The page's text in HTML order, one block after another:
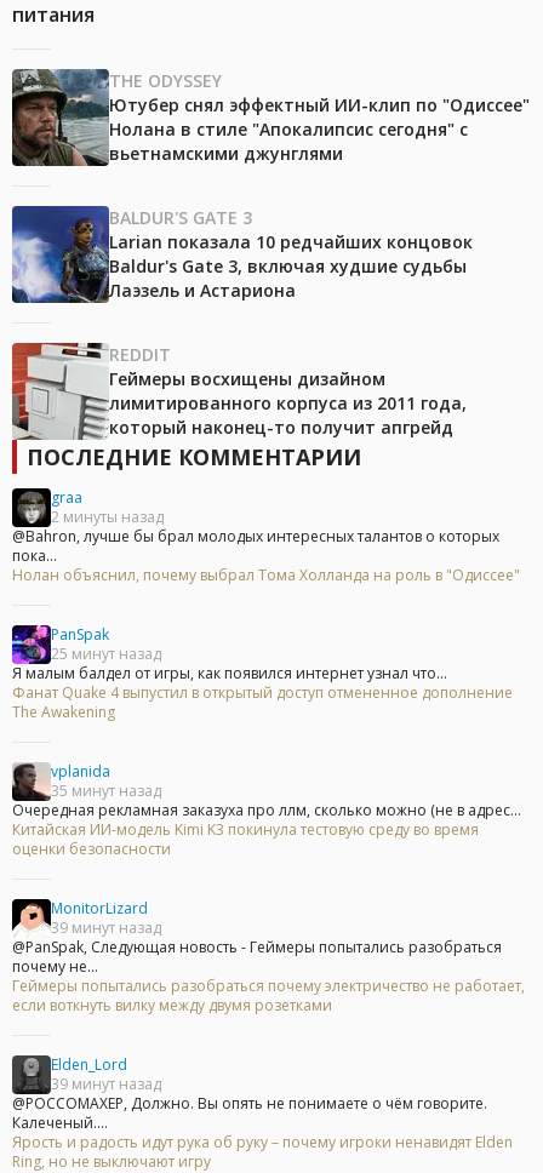
питания
THE ODYSSEY
Ютубер снял эффектный ИИ-клип по "Одиссее"
Нолана в стиле "Апокалипсис сегодня" с
вьетнамскими джунглями
BALDUR'S GATE 3
Larian показала 10 редчайших концовок
Baldur's Gate 3, включая худшие судьбы
Лаэзель и Астариона
REDDIT
Геймеры восхищены дизайном
лимитированного корпуса из 2011 года,
который наконец-то получит апгрейд
ПОСЛЕДНИЕ КОММЕНТАРИИ
graa
2 минуты назад
@Bahron, лучше бы брал молодых интересных талантов о которых
пока...
Нолан объяснил, почему выбрал Тома Холланда на роль в "Одиссее"
PanSpak
25 минут назад
Я малым балдел от игры, как появился интернет узнал что...
Фанат Quake 4 выпустил в открытый доступ отмененное дополнение
The Awakening
vplanida
35 минут назад
Очередная рекламная заказуха про ллм, сколько можно (не в адрес...
Китайская ИИ-модель Kimi K3 покинула тестовую среду во время
оценки безопасности
MonitorLizard
39 минут назад
@PanSpak, Следующая новость - Геймеры попытались разобраться
почему не...
Геймеры попытались разобраться почему электричество не работает,
если воткнуть вилку между двумя розетками
Elden_Lord
39 минут назад
@POCCOMAXEP, Должно. Вы опять не понимаете о чём говорите.
Калеченый....
Ярость и радость идут рука об руку – почему игроки ненавидят Elden
Ring, но не выключают игру